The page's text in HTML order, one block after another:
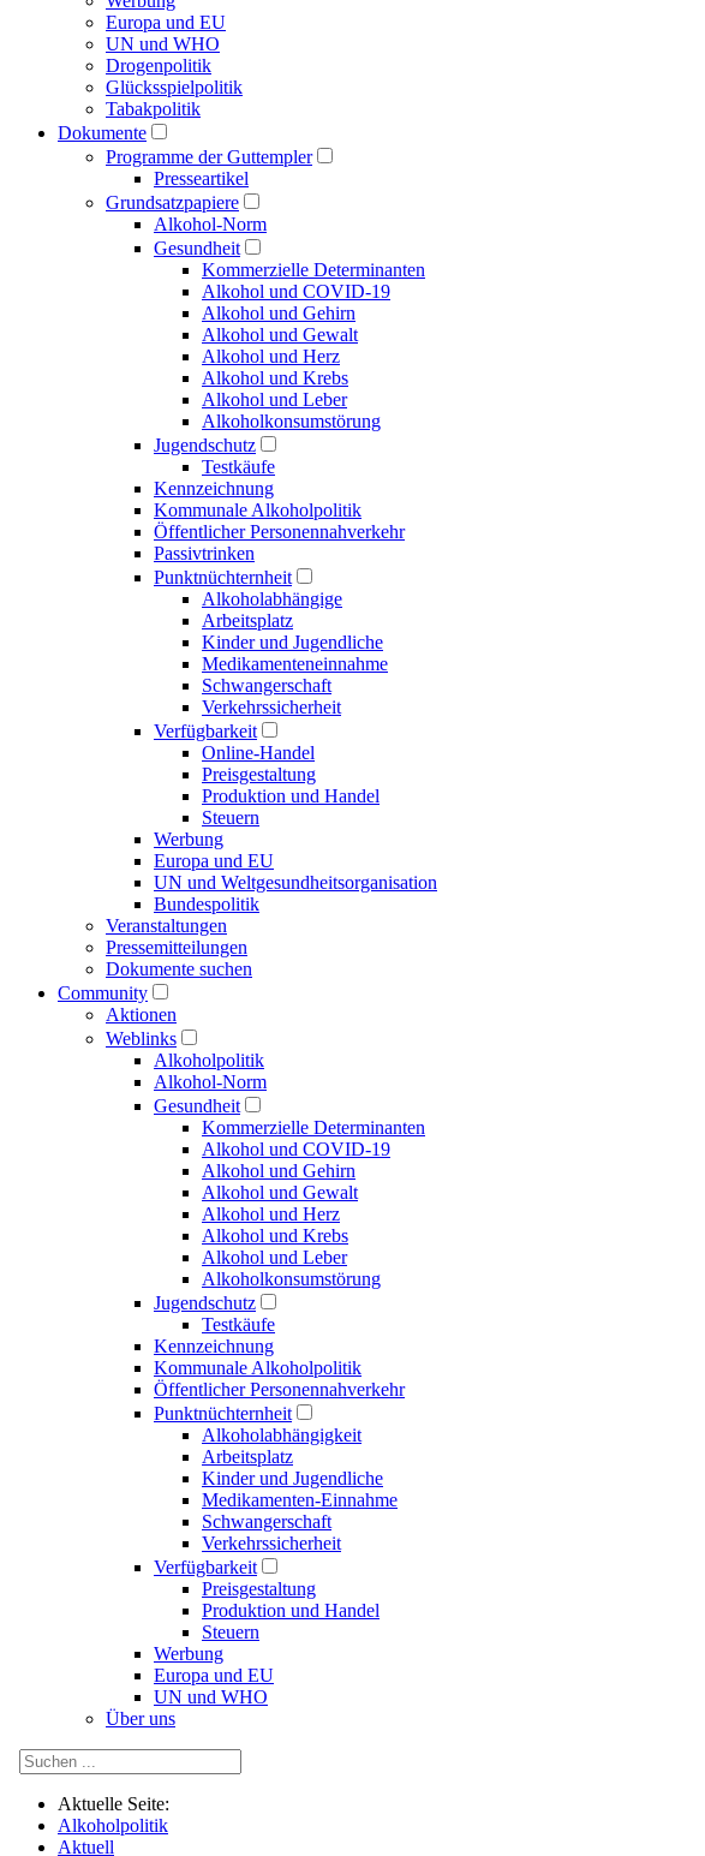
Europa und EU
UN und WHO
Drogenpolitik
Glücksspielpolitik
Tabakpolitik
Dokumente
Programme der Guttempler
Presse­artikel
Grundsatzpapiere
Alkohol-Norm
Gesundheit
Kommerzielle Determinanten
Alkohol und COVID-19
Alkohol und Gehirn
Alkohol und Gewalt
Alkohol und Herz
Alkohol und Krebs
Alkohol und Leber
Alkoholkonsumstörung
Jugendschutz
Testkäufe
Kennzeichnung
Kommunale Alkoholpolitik
Öffentlicher Personen­nahverkehr
Passivtrinken
Punkt­nüchternheit
Alkohol­abhängige
Arbeitsplatz
Kinder und Jugendliche
Medikamenten­einnahme
Schwangerschaft
Verkehrs­sicherheit
Verfügbarkeit
Online-Handel
Preisgestaltung
Produktion und Handel
Steuern
Werbung
Europa und EU
UN und Welt­gesundheits­organisation
Bundespolitik
Veranstaltungen
Presse­mitteilungen
Dokumente suchen
Community
Aktionen
Weblinks
Alkoholpolitik
Alkohol-Norm
Gesundheit
Kommerzielle Determinanten
Alkohol und COVID-19
Alkohol und Gehirn
Alkohol und Gewalt
Alkohol und Herz
Alkohol und Krebs
Alkohol und Leber
Alkoholkonsumstörung
Jugendschutz
Testkäufe
Kennzeichnung
Kommunale Alkoholpolitik
Öffentlicher Personennahverkehr
Punktnüchternheit
Alkoholabhängigkeit
Arbeitsplatz
Kinder und Jugendliche
Medikamenten-Einnahme
Schwangerschaft
Verkehrssicherheit
Verfügbarkeit
Preisgestaltung
Produktion und Handel
Steuern
Werbung
Europa und EU
UN und WHO
Über uns
Aktuelle Seite:
Alkoholpolitik
Aktuell